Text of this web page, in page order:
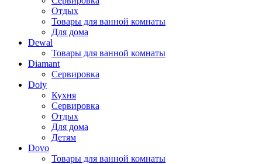
Отдых
Товары для ванной комнаты
Для дома
Dewal
Товары для ванной комнаты
Diamant
Сервировка
Doiy
Кухня
Сервировка
Отдых
Для дома
Детям
Dovo
Товары для ванной комнаты